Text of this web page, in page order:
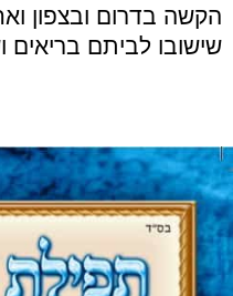
הקשה בדרום ובצפון
שישובו לביתם